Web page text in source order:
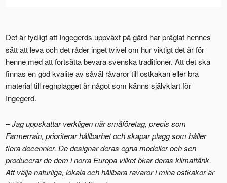
Det är tydligt att Ingegerds uppväxt på gård har präglat hennes
sätt att leva och det råder inget tvivel om hur viktigt det är för
henne med att fortsätta bevara svenska traditioner. Att det ska
finnas en god kvalite av såväl råvaror till ostkakan eller bra
material till regnplagget är något som känns självklart för
Ingegerd.
– Jag uppskattar verkligen när småföretag, precis som
Farmerrain, prioriterar hållbarhet och skapar plagg som håller
flera decennier. De designar deras egna modeller och sen
producerar de dem i norra Europa vilket ökar deras klimattänk.
Att välja naturliga, lokala och hållbara råvaror i mina ostkakor är